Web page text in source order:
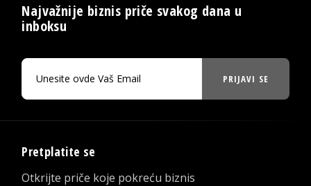
Najvažnije biznis priče svakog dana u
inboksu
PRIJAVI SE
Pretplatite se
Otkrijte priče koje pokreću biznis